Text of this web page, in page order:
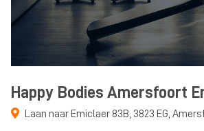
Happy Bodies Amersfoort
Laan naar Emiclaer 83B, 3823 EG,